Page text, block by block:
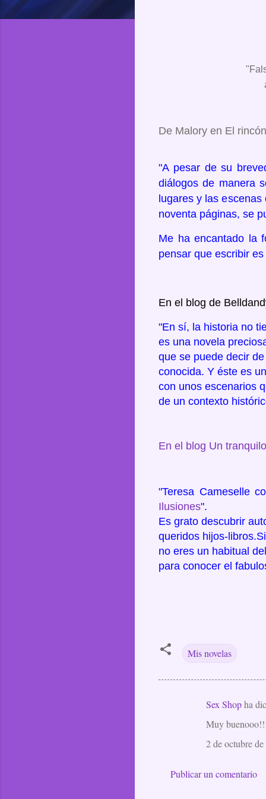
De Malory en El
"A pesar de su
diálogos de manera
lugares y las
noventa páginas, se
Me ha encantado la
pensar que escribir
En el blog de
"En sí, la historia no
es una novela
que se puede decir
conocida. Y éste es
con unos escenarios
de un contexto
En el blog Un
"Teresa Cameselle
Ilusiones".
Es grato descubrir
queridos hijos-libros.
no eres un habitual
para conocer el
Mis novelas
n
Sex Shopha
Muy
2 de octubre
Publicar un comentario